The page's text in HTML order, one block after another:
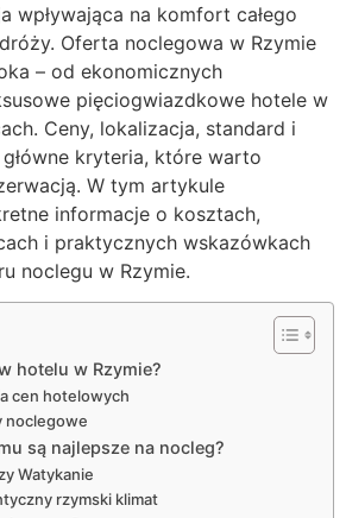
wpływająca na komfort całego
Oferta noclegowa w Rzymie
– od ekonomicznych
pięciogwiazdkowe hotele w
Ceny, lokalizacja, standard i
kryteria, które warto
W tym artykule
informacje o kosztach,
i praktycznych wskazówkach
noclegu w Rzymie.
hotelu w Rzymie?
cen hotelowych
noclegowe
są najlepsze na nocleg?
Watykanie
rzymski klimat